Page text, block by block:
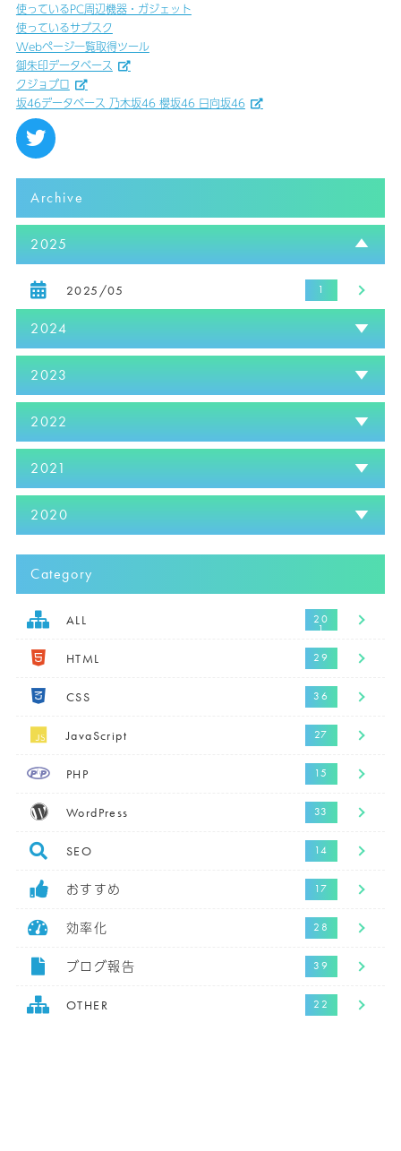
使っているPC周辺機器・ガジェット
使っているサブスク
Webページ一覧取得ツール
御朱印データベース
クジョブロ
坂46データベース 乃木坂46 櫻坂46 日向坂46
Archive
2025
2025/05
2024
2023
2022
2021
2020
Category
ALL
HTML
CSS
JavaScript
PHP
WordPress
SEO
おすすめ
効率化
ブログ報告
OTHER